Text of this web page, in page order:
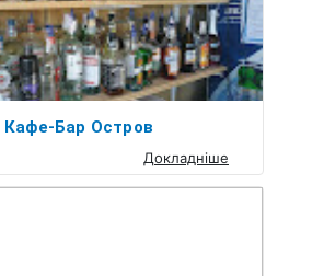
Кафе-Бар Остров
Докладніше